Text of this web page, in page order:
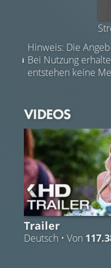
Hinweis: Die
Bei Nutzung
entstehen keine
VIDEOS
Trailer
Deutsch • Von